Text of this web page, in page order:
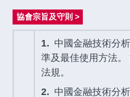
協會宗旨及守則 >
1. 中國金融技術分
準及最佳使用方法
法規。
2. 中國金融技術分